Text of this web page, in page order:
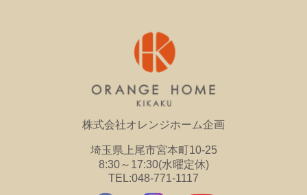
株式会社オレンジホーム企画
埼玉県上尾市宮本町10-25
8:30～17:30(水曜定休)
TEL:048-771-1117